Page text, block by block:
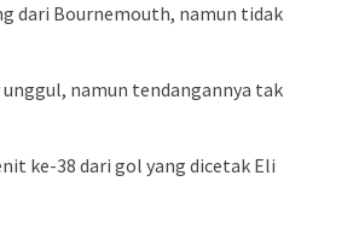
dari Bournemouth, namun tidak
namun tendangannya tak
ke-38 dari gol yang dicetak Eli